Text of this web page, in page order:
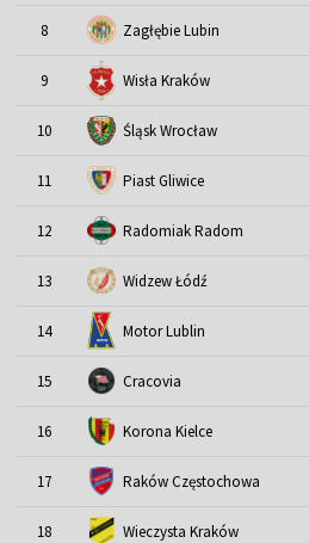
8 Zagłębie Lubin
9 Wisła Kraków
10 Śląsk Wrocław
11 Piast Gliwice
12 Radomiak Radom
13 Widzew Łódź
14 Motor Lublin
15 Cracovia
16 Korona Kielce
17 Raków Częstochowa
18 Wieczysta Kraków